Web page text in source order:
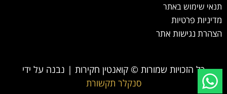
תנאי שימוש באתר
מדיניות פרטיות
הצהרת נגישות אתר
כל הזכויות שמורות © קואנטין חקירות | נבנה על ידי
סנקלר תקשורת